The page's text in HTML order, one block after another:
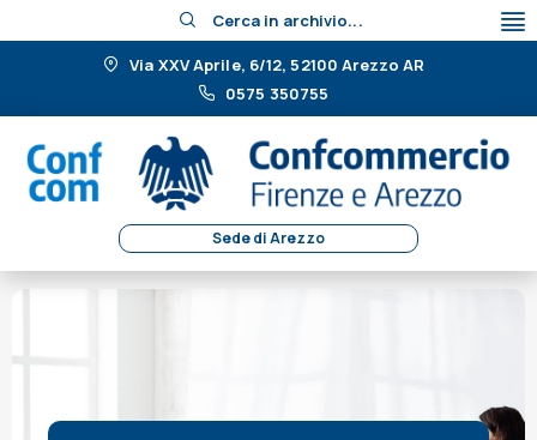
Cerca in archivio...
Via XXV Aprile, 6/12, 52100 Arezzo AR
0575 350755
Sede di Arezzo